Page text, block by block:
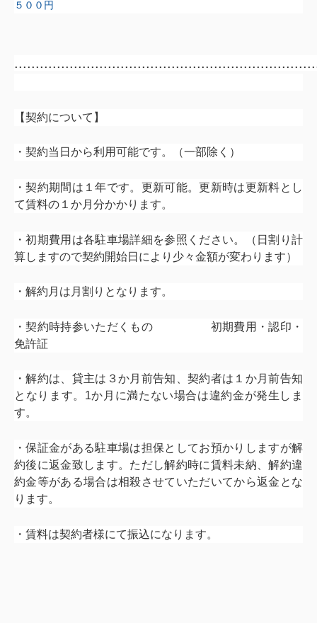
５００円
【契約について】
・契約当日から利用可能です。（一部除く）
・契約期間は１年です。更新可能。更新時は更新料とし
て賃料の１か月分かかります。
・初期費用は各駐車場詳細を参照ください。（日割り計
算しますので契約開始日により少々金額が変わります）
・解約月は月割りとなります。
・契約時持参いただくもの 初期費用・認印・
免許証
・解約は、貸主は３か月前告知、契約者は１か月前告知
となります。1か月に満たない場合は違約金が発生しま
す。
・保証金がある駐車場は担保としてお預かりしますが解
約後に返金致します。ただし解約時に賃料未納、解約違
約金等がある場合は相殺させていただいてから返金とな
ります。
・賃料は契約者様にて振込になります。